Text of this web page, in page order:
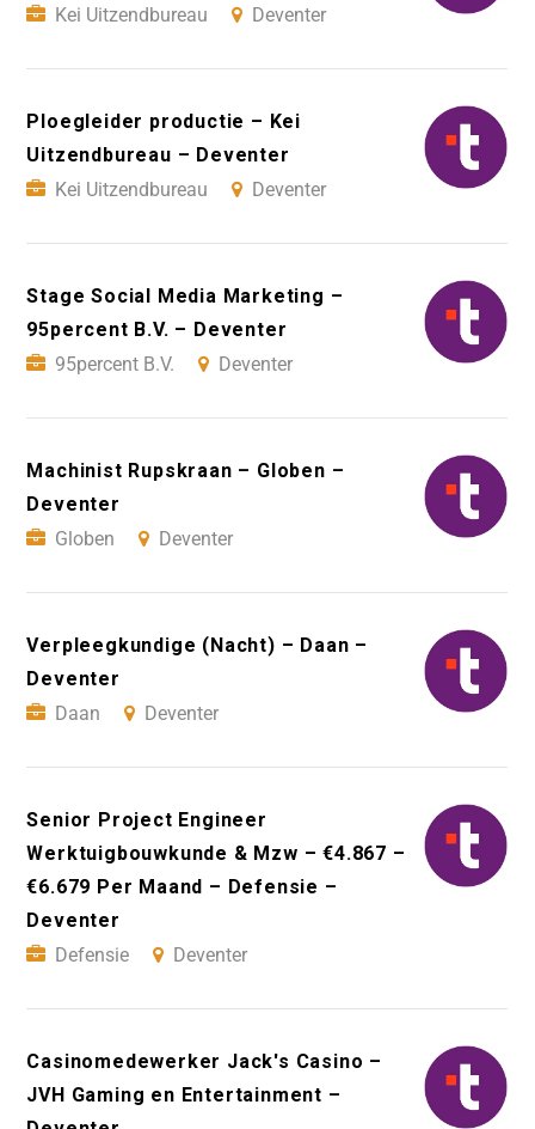
Kei Uitzendbureau
Deventer
Ploegleider productie – Kei
Uitzendbureau – Deventer
Kei Uitzendbureau
Deventer
Stage Social Media Marketing –
95percent B.V. – Deventer
95percent B.V.
Deventer
Machinist Rupskraan – Globen –
Deventer
Globen
Deventer
Verpleegkundige (Nacht) – Daan –
Deventer
Daan
Deventer
Senior Project Engineer
Werktuigbouwkunde & Mzw – €4.867 –
€6.679 Per Maand – Defensie –
Deventer
Defensie
Deventer
Casinomedewerker Jack's Casino –
JVH Gaming en Entertainment –